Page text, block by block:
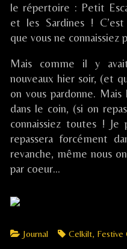
le répertoire : Petit
et les Sardines !
que vous ne connaissiez
Mais comme il y
nouveaux hier soir, (et
on vous pardonne. Mais
dans le coin, (si on
connaissiez toutes ! Je
repassera forcément
revanche, même nous
par coeur…
Categories
Journal Tags
Celkilt, Festive